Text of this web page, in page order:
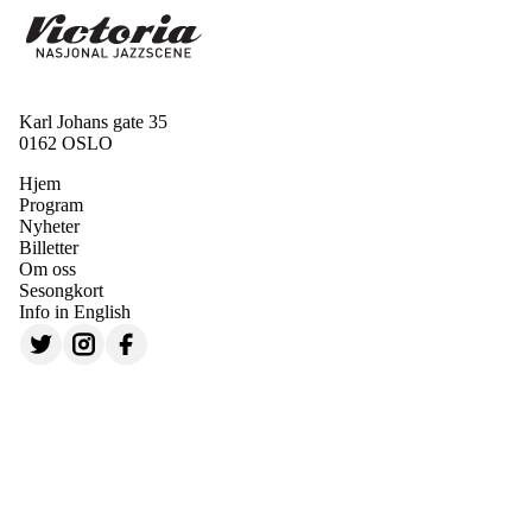
Karl Johans gate 35
0162 OSLO
Hjem
Program
Nyheter
Billetter
Om oss
Sesongkort
Info in English